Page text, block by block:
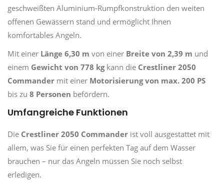
geschweißten Aluminium-Rumpfkonstruktion den weiten
offenen Gewässern stand und ermöglicht Ihnen
komfortables Angeln.
Mit einer Länge 6,30 m von einer Breite von 2,39 m und
einem Gewicht von 778 kgkann die Crestliner 2050
Commander mit einer Motorisierung von max. 200 PS
bis zu 8 Personen befördern.
Umfangreiche Funktionen
Die Crestliner 2050 Commander ist voll ausgestattet mit
allem, was Sie für einen perfekten Tag auf dem Wasser
brauchen – nur das Angeln müssen Sie noch selbst
erledigen.